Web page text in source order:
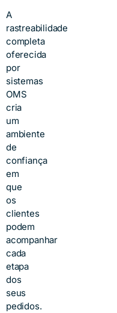
A
rastreabilidade
completa
oferecida
por
sistemas
OMS
cria
um
ambiente
de
confiança
em
que
os
clientes
podem
acompanhar
cada
etapa
dos
seus
pedidos.